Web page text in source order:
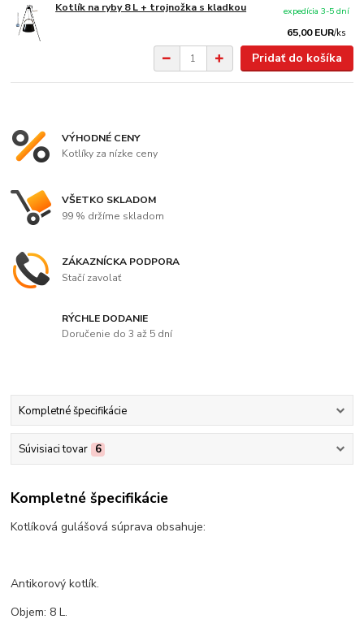
Kotlík na ryby 8 L + trojnožka s kladkou
65,00 EUR/ks
expedícia 3-5 dní
Pridať do košíka
VÝHODNÉ CENY
Kotlíky za nízke ceny
VŠETKO SKLADOM
99 % držíme skladom
ZÁKAZNÍCKA PODPORA
Stačí zavolať
RÝCHLE DODANIE
Doručenie do 3 až 5 dní
Kompletné špecifikácie
Súvisiaci tovar 6
Kompletné špecifikácie
Kotlíková gulášová súprava obsahuje:
Antikorový kotlík.
Objem: 8 L.